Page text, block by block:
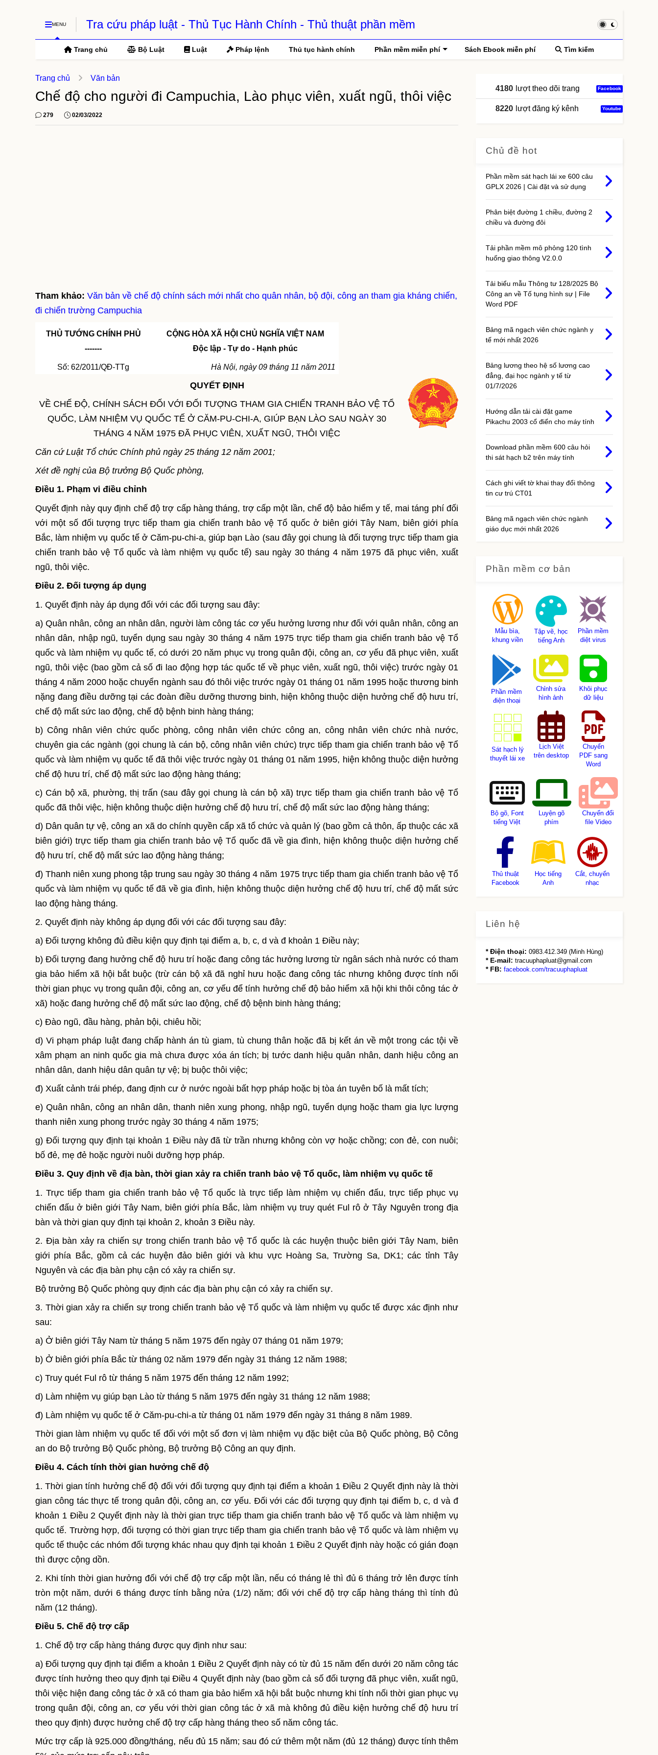
MENU Tra cứu pháp luật - Thủ Tục Hành Chính - Thủ thuật phần mềm
Trang chủ Bộ Luật Luật Pháp lệnh Thủ tục hành chính Phần mềm miễn phí Sách Ebook miễn phí Tìm kiếm
Trang chủ Văn bản
Chế độ cho người đi Campuchia, Lào phục viên, xuất ngũ, thôi việc
279 02/03/2022
Tham khảo: Văn bản về chế độ chính sách mới nhất cho quân nhân, bộ đội, công an tham gia kháng chiến,
đi chiến trường Campuchia
THỦ TƯỚNG CHÍNH PHỦ
-------
CỘNG HÒA XÃ HỘI CHỦ NGHĨA VIỆT NAM
Độc lập - Tự do - Hạnh phúc
Số: 62/2011/QĐ-TTg Hà Nội, ngày 09 tháng 11 năm 2011
QUYẾT ĐỊNH
VỀ CHẾ ĐỘ, CHÍNH SÁCH ĐỐI VỚI ĐỐI TƯỢNG THAM GIA CHIẾN TRANH BẢO VỆ TỔ
QUỐC, LÀM NHIỆM VỤ QUỐC TẾ Ở CĂM-PU-CHI-A, GIÚP BẠN LÀO SAU NGÀY 30
THÁNG 4 NĂM 1975 ĐÃ PHỤC VIÊN, XUẤT NGŨ, THÔI VIỆC
Căn cứ Luật Tổ chức Chính phủ ngày 25 tháng 12 năm 2001;
Xét đề nghị của Bộ trưởng Bộ Quốc phòng,
Điều 1. Phạm vi điều chỉnh
Quyết định này quy định chế độ trợ cấp hàng tháng, trợ cấp một lần, chế độ bảo hiểm y tế, mai táng phí đối
với một số đối tượng trực tiếp tham gia chiến tranh bảo vệ Tổ quốc ở biên giới Tây Nam, biên giới phía
Bắc, làm nhiệm vụ quốc tế ở Căm-pu-chi-a, giúp bạn Lào (sau đây gọi chung là đối tượng trực tiếp tham gia
chiến tranh bảo vệ Tổ quốc và làm nhiệm vụ quốc tế) sau ngày 30 tháng 4 năm 1975 đã phục viên, xuất
ngũ, thôi việc.
Điều 2. Đối tượng áp dụng
1. Quyết định này áp dụng đối với các đối tượng sau đây:
a) Quân nhân, công an nhân dân, người làm công tác cơ yếu hưởng lương như đối với quân nhân, công an
nhân dân, nhập ngũ, tuyển dụng sau ngày 30 tháng 4 năm 1975 trực tiếp tham gia chiến tranh bảo vệ Tổ
quốc và làm nhiệm vụ quốc tế, có dưới 20 năm phục vụ trong quân đội, công an, cơ yếu đã phục viên, xuất
ngũ, thôi việc (bao gồm cả số đi lao động hợp tác quốc tế về phục viên, xuất ngũ, thôi việc) trước ngày 01
tháng 4 năm 2000 hoặc chuyển ngành sau đó thôi việc trước ngày 01 tháng 01 năm 1995 hoặc thương binh
nặng đang điều dưỡng tại các đoàn điều dưỡng thương binh, hiện không thuộc diện hưởng chế độ hưu trí,
chế độ mất sức lao động, chế độ bệnh binh hàng tháng;
b) Công nhân viên chức quốc phòng, công nhân viên chức công an, công nhân viên chức nhà nước,
chuyên gia các ngành (gọi chung là cán bộ, công nhân viên chức) trực tiếp tham gia chiến tranh bảo vệ Tổ
quốc và làm nhiệm vụ quốc tế đã thôi việc trước ngày 01 tháng 01 năm 1995, hiện không thuộc diện hưởng
chế độ hưu trí, chế độ mất sức lao động hàng tháng;
c) Cán bộ xã, phường, thị trấn (sau đây gọi chung là cán bộ xã) trực tiếp tham gia chiến tranh bảo vệ Tổ
quốc đã thôi việc, hiện không thuộc diện hưởng chế độ hưu trí, chế độ mất sức lao động hàng tháng;
d) Dân quân tự vệ, công an xã do chính quyền cấp xã tổ chức và quản lý (bao gồm cả thôn, ấp thuộc các xã
biên giới) trực tiếp tham gia chiến tranh bảo vệ Tổ quốc đã về gia đình, hiện không thuộc diện hưởng chế
độ hưu trí, chế độ mất sức lao động hàng tháng;
đ) Thanh niên xung phong tập trung sau ngày 30 tháng 4 năm 1975 trực tiếp tham gia chiến tranh bảo vệ Tổ
quốc và làm nhiệm vụ quốc tế đã về gia đình, hiện không thuộc diện hưởng chế độ hưu trí, chế độ mất sức
lao động hàng tháng.
2. Quyết định này không áp dụng đối với các đối tượng sau đây:
a) Đối tượng không đủ điều kiện quy định tại điểm a, b, c, d và đ khoản 1 Điều này;
b) Đối tượng đang hưởng chế độ hưu trí hoặc đang công tác hưởng lương từ ngân sách nhà nước có tham
gia bảo hiểm xã hội bắt buộc (trừ cán bộ xã đã nghỉ hưu hoặc đang công tác nhưng không được tính nối
thời gian phục vụ trong quân đội, công an, cơ yếu để tính hưởng chế độ bảo hiểm xã hội khi thôi công tác ở
xã) hoặc đang hưởng chế độ mất sức lao động, chế độ bệnh binh hàng tháng;
c) Đào ngũ, đầu hàng, phản bội, chiêu hồi;
d) Vi phạm pháp luật đang chấp hành án tù giam, tù chung thân hoặc đã bị kết án về một trong các tội về
xâm phạm an ninh quốc gia mà chưa được xóa án tích; bị tước danh hiệu quân nhân, danh hiệu công an
nhân dân, danh hiệu dân quân tự vệ; bị buộc thôi việc;
đ) Xuất cảnh trái phép, đang định cư ở nước ngoài bất hợp pháp hoặc bị tòa án tuyên bố là mất tích;
e) Quân nhân, công an nhân dân, thanh niên xung phong, nhập ngũ, tuyển dụng hoặc tham gia lực lượng
thanh niên xung phong trước ngày 30 tháng 4 năm 1975;
g) Đối tượng quy định tại khoản 1 Điều này đã từ trần nhưng không còn vợ hoặc chồng; con đẻ, con nuôi;
bố đẻ, mẹ đẻ hoặc người nuôi dưỡng hợp pháp.
Điều 3. Quy định về địa bàn, thời gian xảy ra chiến tranh bảo vệ Tổ quốc, làm nhiệm vụ quốc tế
1. Trực tiếp tham gia chiến tranh bảo vệ Tổ quốc là trực tiếp làm nhiệm vụ chiến đấu, trực tiếp phục vụ
chiến đấu ở biên giới Tây Nam, biên giới phía Bắc, làm nhiệm vụ truy quét Ful rô ở Tây Nguyên trong địa
bàn và thời gian quy định tại khoản 2, khoản 3 Điều này.
2. Địa bàn xảy ra chiến sự trong chiến tranh bảo vệ Tổ quốc là các huyện thuộc biên giới Tây Nam, biên
giới phía Bắc, gồm cả các huyện đảo biên giới và khu vực Hoàng Sa, Trường Sa, DK1; các tỉnh Tây
Nguyên và các địa bàn phụ cận có xảy ra chiến sự.
Bộ trưởng Bộ Quốc phòng quy định các địa bàn phụ cận có xảy ra chiến sự.
3. Thời gian xảy ra chiến sự trong chiến tranh bảo vệ Tổ quốc và làm nhiệm vụ quốc tế được xác định như
sau:
a) Ở biên giới Tây Nam từ tháng 5 năm 1975 đến ngày 07 tháng 01 năm 1979;
b) Ở biên giới phía Bắc từ tháng 02 năm 1979 đến ngày 31 tháng 12 năm 1988;
c) Truy quét Ful rô từ tháng 5 năm 1975 đến tháng 12 năm 1992;
d) Làm nhiệm vụ giúp bạn Lào từ tháng 5 năm 1975 đến ngày 31 tháng 12 năm 1988;
đ) Làm nhiệm vụ quốc tế ở Căm-pu-chi-a từ tháng 01 năm 1979 đến ngày 31 tháng 8 năm 1989.
Thời gian làm nhiệm vụ quốc tế đối với một số đơn vị làm nhiệm vụ đặc biệt của Bộ Quốc phòng, Bộ Công
an do Bộ trưởng Bộ Quốc phòng, Bộ trưởng Bộ Công an quy định.
Điều 4. Cách tính thời gian hưởng chế độ
1. Thời gian tính hưởng chế độ đối với đối tượng quy định tại điểm a khoản 1 Điều 2 Quyết định này là thời
gian công tác thực tế trong quân đội, công an, cơ yếu. Đối với các đối tượng quy định tại điểm b, c, d và đ
khoản 1 Điều 2 Quyết định này là thời gian trực tiếp tham gia chiến tranh bảo vệ Tổ quốc và làm nhiệm vụ
quốc tế. Trường hợp, đối tượng có thời gian trực tiếp tham gia chiến tranh bảo vệ Tổ quốc và làm nhiệm vụ
quốc tế thuộc các nhóm đối tượng khác nhau quy định tại khoản 1 Điều 2 Quyết định này hoặc có gián đoạn
thì được cộng dồn.
2. Khi tính thời gian hưởng đối với chế độ trợ cấp một lần, nếu có tháng lẻ thì đủ 6 tháng trở lên được tính
tròn một năm, dưới 6 tháng được tính bằng nửa (1/2) năm; đối với chế độ trợ cấp hàng tháng thì tính đủ
năm (12 tháng).
Điều 5. Chế độ trợ cấp
1. Chế độ trợ cấp hàng tháng được quy định như sau:
a) Đối tượng quy định tại điểm a khoản 1 Điều 2 Quyết định này có từ đủ 15 năm đến dưới 20 năm công tác
được tính hưởng theo quy định tại Điều 4 Quyết định này (bao gồm cả số đối tượng đã phục viên, xuất ngũ,
thôi việc hiện đang công tác ở xã có tham gia bảo hiểm xã hội bắt buộc nhưng khi tính nối thời gian phục vụ
trong quân đội, công an, cơ yếu với thời gian công tác ở xã mà không đủ điều kiện hưởng chế độ hưu trí
theo quy định) được hưởng chế độ trợ cấp hàng tháng theo số năm công tác.
Mức trợ cấp là 925.000 đồng/tháng, nếu đủ 15 năm; sau đó cứ thêm một năm (đủ 12 tháng) được tính thêm
4180 lượt theo dõi trang Facebook
8220 lượt đăng ký kênh Youtube
Chủ đề hot
Phần mềm sát hạch lái xe 600 câu
GPLX 2026 | Cài đặt và sử dụng
Phân biệt đường 1 chiều, đường 2
chiều và đường đôi
Tải phần mềm mô phỏng 120 tình
huống giao thông V2.0.0
Tải biểu mẫu Thông tư 128/2025 Bộ
Công an về Tố tụng hình sự | File
Word PDF
Bảng mã ngạch viên chức ngành y
tế mới nhất 2026
Bảng lương theo hệ số lương cao
đẳng, đại học ngành y tế từ
01/7/2026
Hướng dẫn tải cài đặt game
Pikachu 2003 cổ điển cho máy tính
Download phần mềm 600 câu hỏi
thi sát hạch b2 trên máy tính
Cách ghi viết tờ khai thay đổi thông
tin cư trú CT01
Bảng mã ngạch viên chức ngành
giáo dục mới nhất 2026
Phần mềm cơ bản
Mẫu bìa,
khung viền
Tập vẽ, học
tiếng Anh
Phần mềm
diệt virus
Phần mềm
điện thoại
Chỉnh sửa
hình ảnh
Khôi phục
dữ liệu
Sát hạch lý
thuyết lái xe
Lịch Việt
trên desktop
Chuyển
PDF sang
Word
Bộ gõ, Font
tiếng Việt
Luyện gõ
phím
Chuyển đổi
file Video
Thủ thuật
Facebook
Học tiếng
Anh
Cắt, chuyển
nhạc
Liên hệ
* Điện thoại: 0983.412.349 (Minh Hùng)
* E-mail: tracuuphapluat@gmail.com
* FB: facebook.com/tracuuphapluat